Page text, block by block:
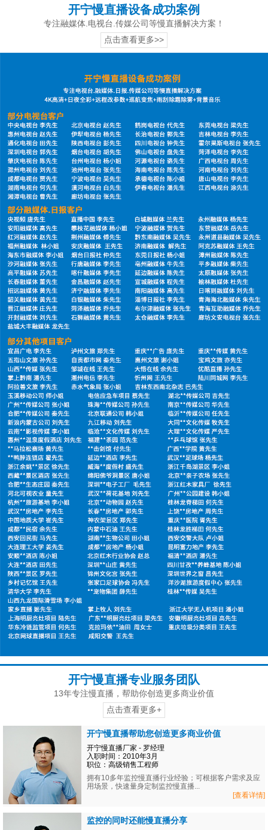
开宁慢直播设备成功案例
专注融媒体.电视台.传媒公司等慢直播解决方案！
点击查看更多>>
开宁慢直播专业服务团队
13年专注慢直播，帮助你创造更多商业价值
点击查看更多+
开宁慢直播帮助您创造更多商业价值
开宁慢直播厂家 - 罗经理
入职时间：2010年3月
职位：高级销售工程师
拥有10多年监控慢直播行业经验；可根据客户需求及应
用场景，快速量身定制监控慢直播...
[查看详情]
监控的同时还能慢直播分享